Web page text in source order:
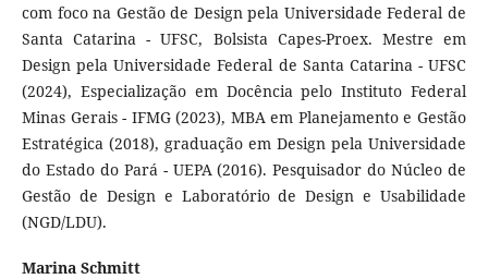
com foco na Gestão de Design pela Universidade Federal de
Santa Catarina - UFSC, Bolsista Capes-Proex. Mestre em
Design pela Universidade Federal de Santa Catarina - UFSC
(2024), Especialização em Docência pelo Instituto Federal
Minas Gerais - IFMG (2023), MBA em Planejamento e Gestão
Estratégica (2018), graduação em Design pela Universidade
do Estado do Pará - UEPA (2016). Pesquisador do Núcleo de
Gestão de Design e Laboratório de Design e Usabilidade
(NGD/LDU).
Marina Schmitt